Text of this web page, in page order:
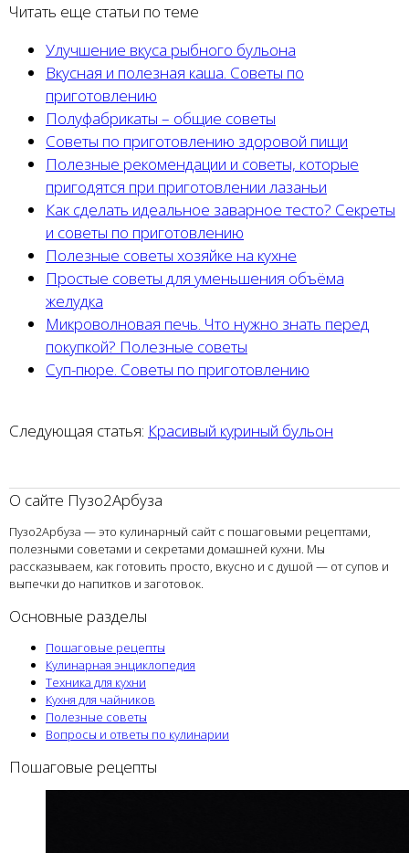
Читать еще статьи по теме
Улучшение вкуса рыбного бульона
Вкусная и полезная каша. Советы по
приготовлению
Полуфабрикаты – общие советы
Советы по приготовлению здоровой пищи
Полезные рекомендации и советы, которые
пригодятся при приготовлении лазаньи
Как сделать идеальное заварное тесто? Секреты
и советы по приготовлению
Полезные советы хозяйке на кухне
Простые советы для уменьшения объёма
желудка
Микроволновая печь. Что нужно знать перед
покупкой? Полезные советы
Cуп-пюре. Советы по приготовлению
Следующая статья: Красивый куриный бульон
О сайте Пузо2Арбуза
Пузо2Арбуза — это кулинарный сайт с пошаговыми рецептами,
полезными советами и секретами домашней кухни. Мы
рассказываем, как готовить просто, вкусно и с душой — от супов и
выпечки до напитков и заготовок.
Основные разделы
Пошаговые рецепты
Кулинарная энциклопедия
Техника для кухни
Кухня для чайников
Полезные советы
Вопросы и ответы по кулинарии
Пошаговые рецепты